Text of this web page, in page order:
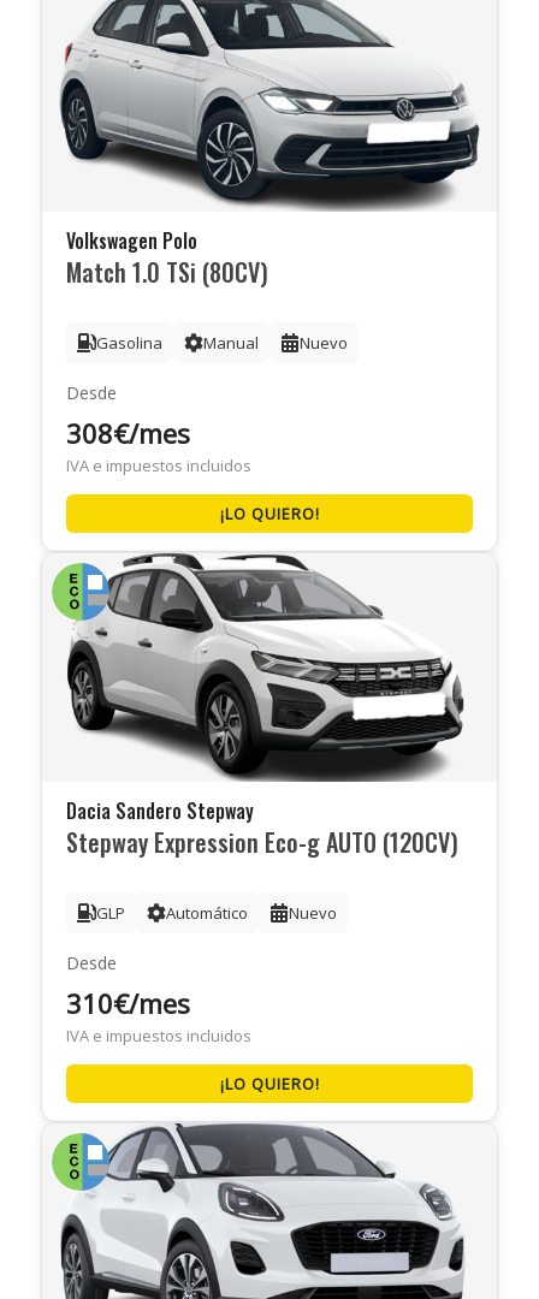
Volkswagen Polo
Match 1.0 TSi (80CV)
Gasolina Manual Nuevo
Desde
308€/mes
IVA e impuestos incluidos
¡LO QUIERO!
Dacia Sandero Stepway
Stepway Expression Eco-g AUTO (120CV)
GLP Automático Nuevo
Desde
310€/mes
IVA e impuestos incluidos
¡LO QUIERO!